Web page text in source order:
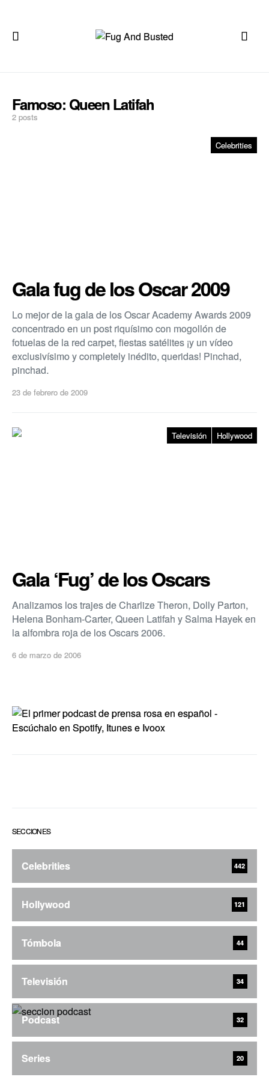
Famoso: Queen Latifah
2 posts
Celebrities
Gala fug de los Oscar 2009
Lo mejor de la gala de los Oscar Academy Awards 2009
concentrado en un post riquí­simo con mogollón de
fotuelas de la red carpet, fiestas satélites ¡y un ví­deo
exclusiví­simo y completely inédito, queridas! Pinchad,
pinchad.
23 de febrero de 2009
Televisión Hollywood
Gala ‘Fug’ de los Oscars
Analizamos los trajes de Charlize Theron, Dolly Parton,
Helena Bonham-Carter, Queen Latifah y Salma Hayek en
la alfombra roja de los Oscars 2006.
6 de marzo de 2006
SECCIONES
Celebrities 442
Hollywood 121
Tómbola 44
Televisión 34
Podcast 32
Series 20